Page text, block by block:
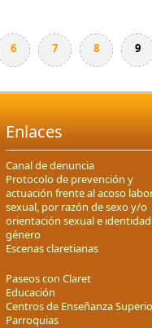
6 7 8 9
Enlaces
Canal de denuncia
Protocolo de prevención y
actuación frente al acoso
sexual, por razón de sexo y/o
orientación sexual e
género
Escenas claretianas
Paseos con Claret
Educación
Centros de Enseñanza
Parroquias